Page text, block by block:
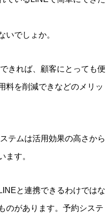
いでしょか。
きれば、顧客にとっても便
料を削減できなどのメリッ
テムは活用効果の高さから
ます。
と連携できるわけではな
のがあります。予約システ